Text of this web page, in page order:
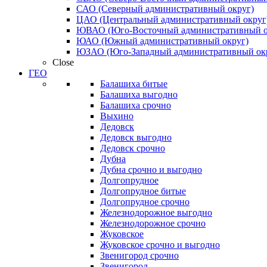
САО (Северный административный округ)
ЦАО (Центральный административный
ЮВАО (Юго-Восточный административный
ЮАО (Южный административный округ)
ЮЗАО (Юго-Западный административный
Close
ГЕО
Балашиха битые
Балашиха выгодно
Балашиха срочно
Выхино
Дедовск
Дедовск выгодно
Дедовск срочно
Дубна
Дубна срочно и выгодно
Долгопрудное
Долгопрудное битые
Долгопрудное срочно
Железнодорожное выгодно
Железнодорожное срочно
Жуковское
Жуковское срочно и выгодно
Звенигород срочно